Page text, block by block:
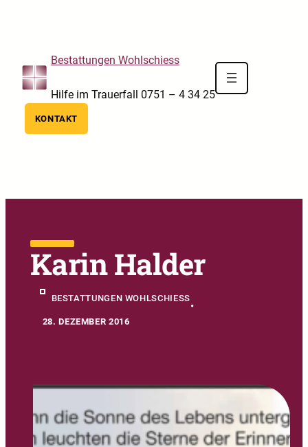
Bestattungen Wohlschiess
Hilfe im Trauerfall 0751 – 4 34 25
KONTAKT
Karin Halder
BESTATTUNGEN WOHLSCHIESS
•
28. DEZEMBER 2016